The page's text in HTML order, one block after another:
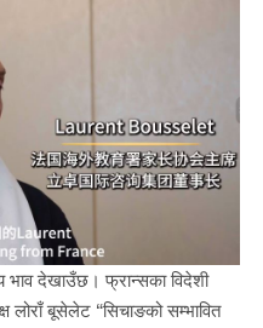
भाव देखाउँछ। फ्रान्सका विदेशी
लोराँ बूसेलेट “सिचाङको सम्भावित